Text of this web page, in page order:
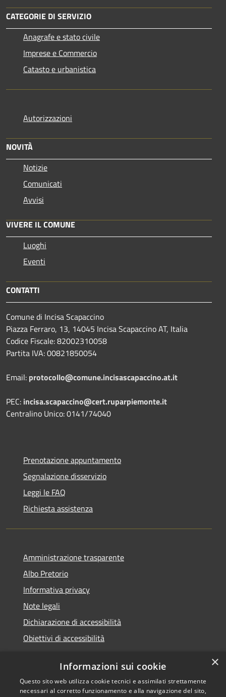
CATEGORIE DI SERVIZIO
Anagrafe e stato civile
Imprese e Commercio
Catasto e urbanistica
Autorizzazioni
NOVITÀ
Notizie
Comunicati
Avvisi
VIVERE IL COMUNE
Luoghi
Eventi
CONTATTI
Comune di Incisa Scapaccino
Piazza Ferraro, 13, 14045 Incisa Scapaccino AT, Italia
Codice Fiscale: 82002310058
Partita IVA: 00821850054
Email: protocollo@comune.incisascapaccino.at.it
PEC: incisa.scapaccino@cert.ruparpiemonte.it
Centralino Unico: 0141/74040
Prenotazione appuntamento
Segnalazione disservizio
Leggi le FAQ
Richiesta assistenza
Amministrazione trasparente
Albo Pretorio
Informativa privacy
Note legali
Dichiarazione di accessibilità
Obiettivi di accessibilità
RSS
Comune convenzionato
×
Informazioni sui cookie
Questo sito web utilizza cookie tecnici e assimilati strettamente
necessari al corretto funzionamento e alla navigazione del sito,